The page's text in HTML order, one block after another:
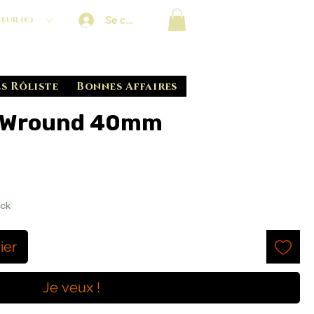
EUR (€) Se connecter
Rôliste Bonnes Affaires
40mm
Je veux !